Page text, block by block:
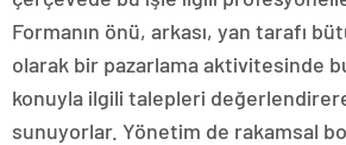
Formanın önü, arkası, yan tarafı
olarak bir pazarlama aktivitesinde
konuyla ilgili talepleri
sunuyorlar. Yönetim de rakamsal